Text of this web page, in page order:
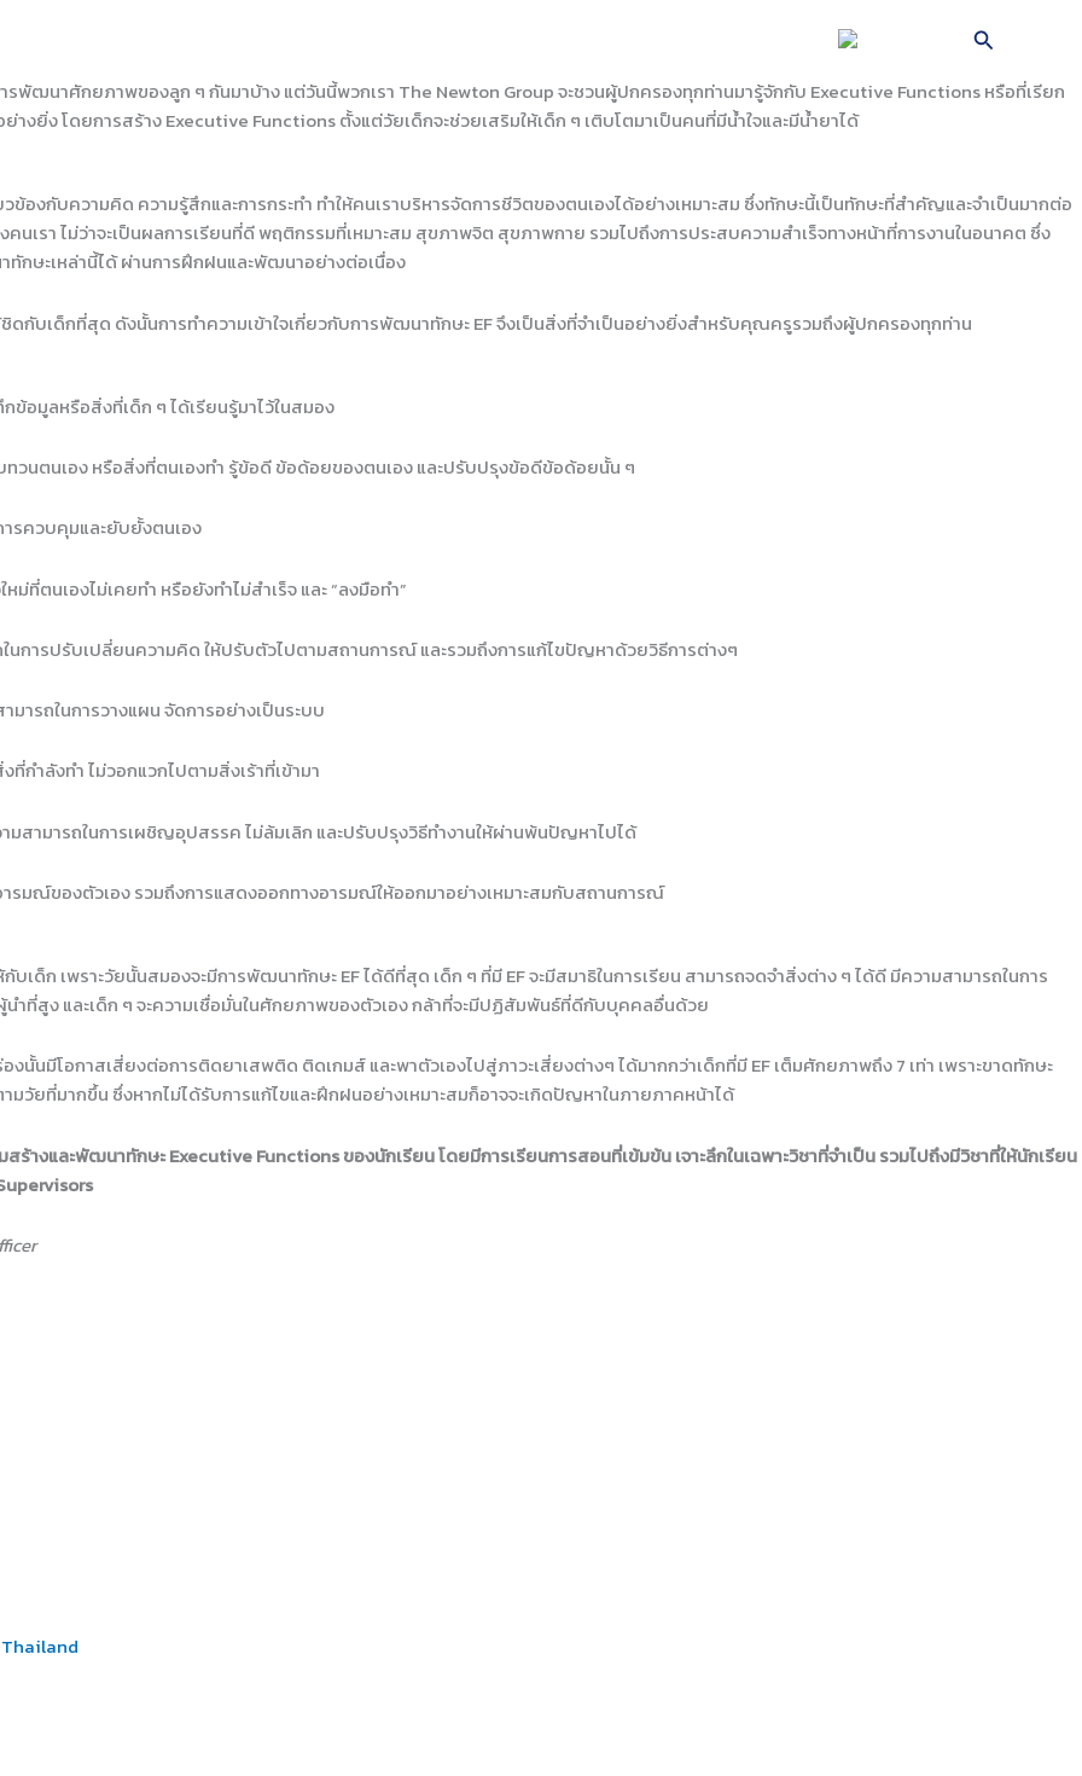
Search
พัฒนาศักยภาพของลูก ๆ กันมาบ้าง แต่วันนี้พวกเรา The Newton Group จะชวนผู้ปกครองทุกท่านมารู้จักกับ Executive Functions หรือที่เรียก
ยิ่ง โดยการสร้าง Executive Functions ตั้งแต่วัยเด็กจะช่วยเสริมให้เด็ก ๆ เติบโตมาเป็นคนที่มีน้ำใจและมีน้ำยาได้
องกับความคิด ความรู้สึกและการกระทำ ทำให้คนเราบริหารจัดการชีวิตของตนเองได้อย่างเหมาะสม ซึ่งทักษะนี้เป็นทักษะที่สำคัญและจำเป็นมากต่อ
เรา ไม่ว่าจะเป็นผลการเรียนที่ดี พฤติกรรมที่เหมาะสม สุขภาพจิต สุขภาพกาย รวมไปถึงการประสบความสำเร็จทางหน้าที่การงานในอนาคต ซึ่ง
กษะเหล่านี้ได้ ผ่านการฝึกฝนและพัฒนาอย่างต่อเนื่อง
ดกับเด็กที่สุด ดังนั้นการทำความเข้าใจเกี่ยวกับการพัฒนาทักษะ EF จึงเป็นสิ่งที่จำเป็นอย่างยิ่งสำหรับคุณครูรวมถึงผู้ปกครองทุกท่าน
ข้อมูลหรือสิ่งที่เด็ก ๆ ได้เรียนรู้มาไว้ในสมอง
ทวนตนเอง หรือสิ่งที่ตนเองทำ รู้ข้อดี ข้อด้อยของตนเอง และปรับปรุงข้อดีข้อด้อยนั้น ๆ
รควบคุมและยับยั้งตนเอง
ม่ที่ตนเองไม่เคยทำ หรือยังทำไม่สำเร็จ และ “ลงมือทำ”
นการปรับเปลี่ยนความคิด ให้ปรับตัวไปตามสถานการณ์ และรวมถึงการแก้ไขปัญหาด้วยวิธีการต่างๆ
มารถในการวางแผน จัดการอย่างเป็นระบบ
กำลังทำ ไม่วอกแวกไปตามสิ่งเร้าที่เข้ามา
มสามารถในการเผชิญอุปสรรค ไม่ล้มเลิก และปรับปรุงวิธีทำงานให้ผ่านพ้นปัญหาไปได้
รมณ์ของตัวเอง รวมถึงการแสดงออกทางอารมณ์ให้ออกมาอย่างเหมาะสมกับสถานการณ์
ด็ก เพราะวัยนั้นสมองจะมีการพัฒนาทักษะ EF ได้ดีที่สุด เด็ก ๆ ที่มี EF จะมีสมาธิในการเรียน สามารถจดจำสิ่งต่าง ๆ ได้ดี มีความสามารถในการ
ำที่สูง และเด็ก ๆ จะความเชื่อมั่นในศักยภาพของตัวเอง กล้าที่จะมีปฏิสัมพันธ์ที่ดีกับบุคคลอื่นด้วย
นมีโอกาสเสี่ยงต่อการติดยาเสพติด ติดเกมส์ และพาตัวเองไปสู่ภาวะเสี่ยงต่างๆ ได้มากกว่าเด็กที่มี EF เต็มศักยภาพถึง 7 เท่า เพราะขาดทักษะ
มวัยที่มากขึ้น ซึ่งหากไม่ได้รับการแก้ไขและฝึกฝนอย่างเหมาะสมก็อาจจะเกิดปัญหาในภายภาคหน้าได้
างและพัฒนาทักษะ Executive Functions ของนักเรียน โดยมีการเรียนการสอนที่เข้มข้น เจาะลึกในเฉพาะวิชาที่จำเป็น รวมไปถึงมีวิชาที่ให้นักเรียน
Thailand